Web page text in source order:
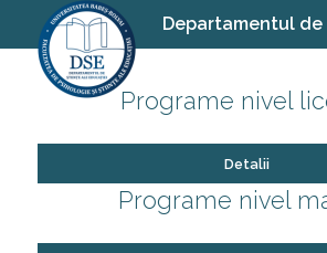
Departamentul
Programe nivel
Detalii
Programe nivel